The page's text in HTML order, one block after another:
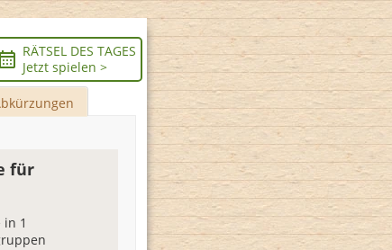
RÄTSEL DES TAGES
Jetzt spielen >
für
in 1